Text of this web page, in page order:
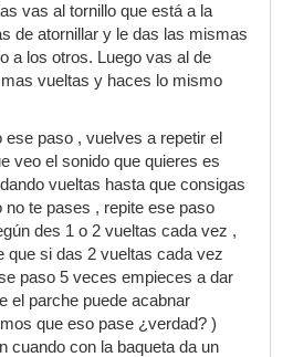
vas al tornillo que está a la
de atornillar y le das las mismas
a los otros. Luego vas al de
vueltas y haces lo mismo
ese paso , vuelves a repetir el
veo el sonido que quieres es
vueltas hasta que consigas
no te pases , repite ese paso
des 1 o 2 vueltas cada vez ,
que si das 2 vueltas cada vez
paso 5 veces empieces a dar
el parche puede acabnar
que eso pase ¿verdad? )
cuando con la baqueta da un